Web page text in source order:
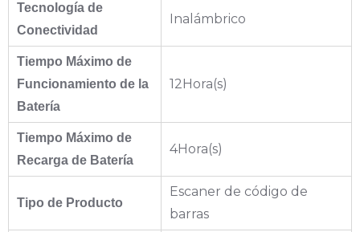
Tecnología de
Conectividad
Inalámbrico
Tiempo Máximo de
Funcionamiento de la
Batería
12Hora(s)
Tiempo Máximo de
Recarga de Batería
4Hora(s)
Tipo de Producto
Escaner de código de
barras